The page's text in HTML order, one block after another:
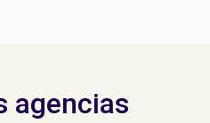
agencias